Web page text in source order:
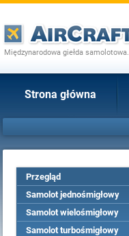
Międzynarodowa giełda samolotowa.
Strona główna
Przegląd
Samolot jednośmigłowy
Samolot wielośmigłowy
Samolot turbośmigłowy